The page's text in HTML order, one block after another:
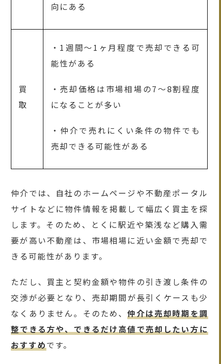
向にある
買
取
・1週間～1ヶ月程度で売却できる可
能性がある
・売却価格は市場相場の7～8割程度
になることが多い
・仲介で売れにくい条件の物件でも
売却できる可能性がある
仲介では、自社のホームページや不動産ポータル
サイトなどに物件情報を掲載して幅広く買主を探
します。そのため、とくに駅近や築浅など購入需
要が高い不動産は、市場相場に近い金額で売却で
きる可能性があります。
ただし、買主と契約金額や物件の引き渡し条件の
交渉が必要となり、売却期間が長引くケースも少
なくありません。そのため、仲介は売却時期を調
整できる方や、できるだけ高値で売却したい方に
おすすめです。